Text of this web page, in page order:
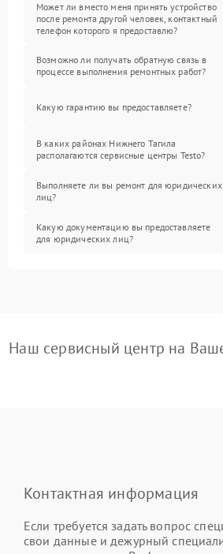
Может ли вместо меня принять устройство
после ремонта другой человек, контактный
телефон которого я предоставлю?
Возможно ли получать обратную связь в
процессе выполнения ремонтных работ?
Какую гарантию вы предоставляете?
В каких районах Нижнего Тагила
располагаются сервисные центры Testo?
Выполняете ли вы ремонт для юридических
лиц?
Какую документацию вы предоставляете
для юридических лиц?
Наш сервисный центр на
Контактная информация
Если требуется задать вопрос
свои данные и дежурный